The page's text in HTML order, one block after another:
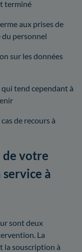
terminé
aux prises de
personnel
sur les données
tend cependant à
de recours à
de votre
à
sont deux
La
la souscription à